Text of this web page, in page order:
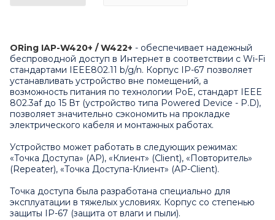
ORing IAP-W420+ / W422+ - обеспечивает надежный
беспроводной доступ в Интернет в соответствии с Wi-Fi
стандартами IEEE802.11 b/g/n. Корпус IP-67 позволяет
устанавливать устройство вне помещений, а
возможность питания по технологии PoE, стандарт IEEE
802.3af до 15 Вт (устройство типа Powered Device - P.D),
позволяет значительно сэкономить на прокладке
электрического кабеля и монтажных работах.
Устройство может работать в следующих режимах:
«Точка Доступа» (AP), «Клиент» (Client), «Повторитель»
(Repeater), «Точка Доступа-Клиент» (AP-Client).
Точка доступа была разработана специально для
эксплуатации в тяжелых условиях. Корпус со степенью
защиты IP-67 (защита от влаги и пыли).